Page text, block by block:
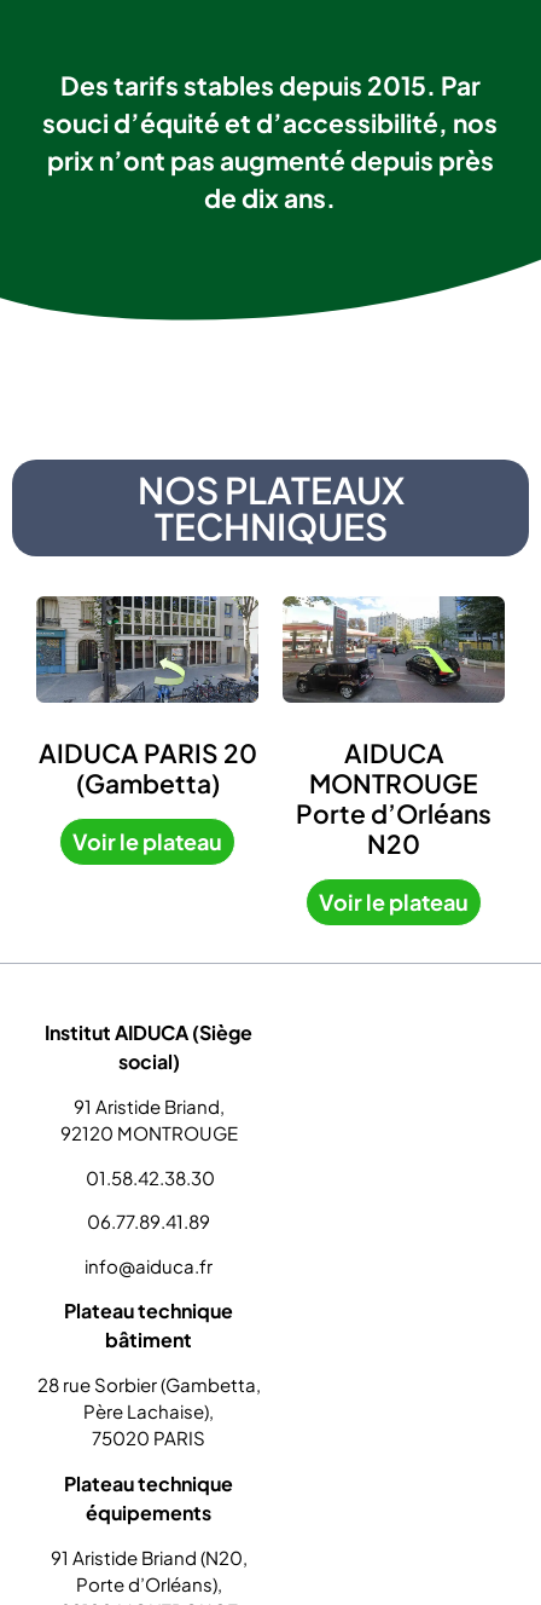
Des tarifs stables depuis 2015. Par
souci d’équité et d’accessibilité, nos
prix n’ont pas augmenté depuis près
de dix ans.
NOS PLATEAUX
TECHNIQUES
AIDUCA PARIS 20
(Gambetta)
Voir le plateau
AIDUCA
MONTROUGE
Porte d’Orléans
N20
Voir le plateau
Institut AIDUCA (Siège
social)
91 Aristide Briand,
92120 MONTROUGE
01.58.42.38.30
06.77.89.41.89
info@aiduca.fr
Plateau technique
bâtiment
28 rue Sorbier (Gambetta,
Père Lachaise),
75020 PARIS
Plateau technique
équipements
91 Aristide Briand (N20,
Porte d’Orléans),